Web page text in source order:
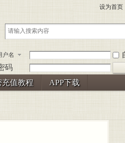
设为首页
户名
码
充值教程 APP下载